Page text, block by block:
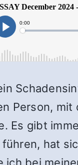
Person,
Es gibt
führen, hat